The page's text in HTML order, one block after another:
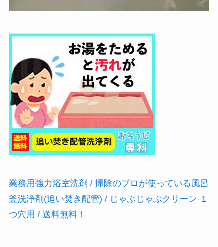
業務用強力浴室洗剤 / 掃除のプロが使っている風呂
釜洗浄剤(追い焚き配管) / じゃぶじゃぶクリーン １
つ穴用 / 送料無料！